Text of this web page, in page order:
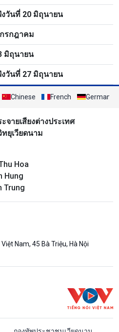
วันที่ 20 มิถุนายน
รกฎาคม
มิถุนายน
วันที่ 27 มิถุนายน
Chinese French German
จายเสียงต่างประเทศ
ยุเวียดนาม
Hoa
Hung
Trung
Nam, 45 Bà Triệu, Hà Nội
Thái